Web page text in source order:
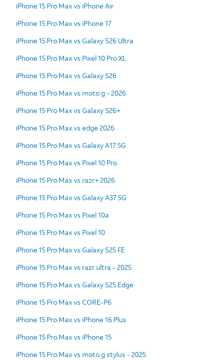
iPhone 15 Pro Max vs iPhone Air
iPhone 15 Pro Max vs iPhone 17
iPhone 15 Pro Max vs Galaxy S26 Ultra
iPhone 15 Pro Max vs Pixel 10 Pro XL
iPhone 15 Pro Max vs Galaxy S26
iPhone 15 Pro Max vs moto g - 2026
iPhone 15 Pro Max vs Galaxy S26+
iPhone 15 Pro Max vs edge 2026
iPhone 15 Pro Max vs Galaxy A17 5G
iPhone 15 Pro Max vs Pixel 10 Pro
iPhone 15 Pro Max vs razr+ 2026
iPhone 15 Pro Max vs Galaxy A37 5G
iPhone 15 Pro Max vs Pixel 10a
iPhone 15 Pro Max vs Pixel 10
iPhone 15 Pro Max vs Galaxy S25 FE
iPhone 15 Pro Max vs razr ultra - 2025
iPhone 15 Pro Max vs Galaxy S25 Edge
iPhone 15 Pro Max vs CORE-P6
iPhone 15 Pro Max vs iPhone 16 Plus
iPhone 15 Pro Max vs iPhone 15
iPhone 15 Pro Max vs moto g stylus - 2025